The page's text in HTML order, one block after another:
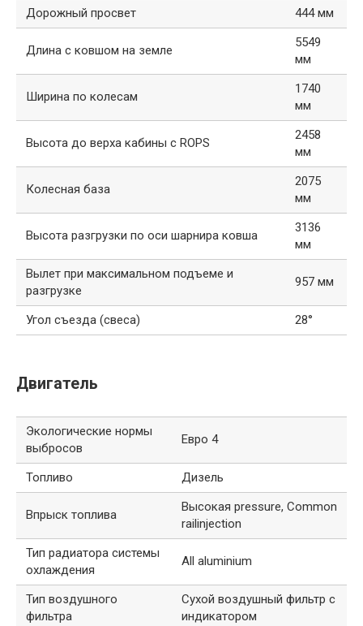
Дорожный просвет 444 мм
Длина с ковшом на земле
5549
мм
Ширина по колесам
1740
мм
Высота до верха кабины с ROPS
2458
мм
Колесная база
2075
мм
Высота разгрузки по оси шарнира ковша
3136
мм
Вылет при максимальном подъеме и
разгрузке
957 мм
Угол съезда (свеса) 28°
Двигатель
Экологические нормы
выбросов
Евро 4
Топливо Дизель
Впрыск топлива
Высокая pressure, Common
railinjection
Тип радиатора системы
охлаждения
All aluminium
Тип воздушного
фильтра
Сухой воздушный фильтр с
индикатором